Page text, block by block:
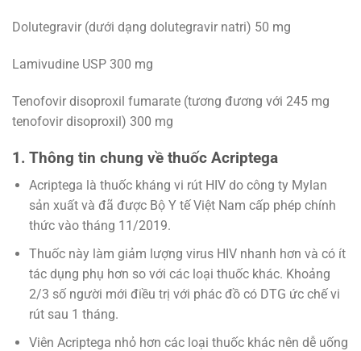
Dolutegravir (dưới dạng dolutegravir natri) 50 mg
Lamivudine USP 300 mg
Tenofovir disoproxil fumarate (tương đương với 245 mg
tenofovir disoproxil) 300 mg
1. Thông tin chung về thuốc Acriptega
Acriptega là thuốc kháng vi rút HIV do công ty Mylan
sản xuất và đã được Bộ Y tế Việt Nam cấp phép chính
thức vào tháng 11/2019.
Thuốc này làm giảm lượng virus HIV nhanh hơn và có ít
tác dụng phụ hơn so với các loại thuốc khác. Khoảng
2/3 số người mới điều trị với phác đồ có DTG ức chế vi
rút sau 1 tháng.
Viên Acriptega nhỏ hơn các loại thuốc khác nên dễ uống